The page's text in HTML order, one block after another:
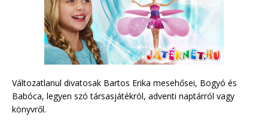
Változatlanul divatosak Bartos Erika mesehősei, Bogyó és
Babóca, legyen szó társasjátékról, adventi naptárról vagy
könyvről.